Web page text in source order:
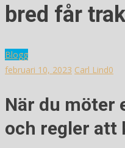
bred får
Blogg
februari 10, 2023 Carl Lind0
När du möter
och regler att